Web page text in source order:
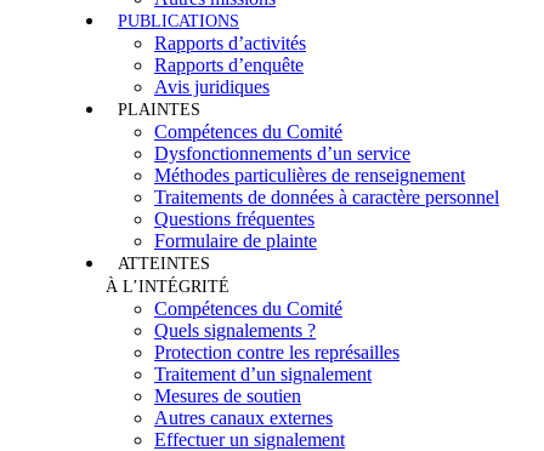
PUBLICATIONS
Rapports d’activités
Rapports d’enquête
Avis juridiques
PLAINTES
Compétences du Comité
Dysfonctionnements d’un service
Méthodes particulières de renseignement
Traitements de données à caractère personnel
Questions fréquentes
Formulaire de plainte
ATTEINTES
À L’INTÉGRITÉ
Compétences du Comité
Quels signalements ?
Protection contre les représailles
Traitement d’un signalement
Mesures de soutien
Autres canaux externes
Effectuer un signalement